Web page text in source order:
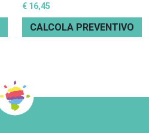
€ 16,45
CALCOLA PREVENTIVO